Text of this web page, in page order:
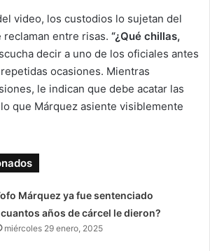
video, los custodios lo sujetan del
entre risas. “¿Qué chillas,
decir a uno de los oficiales antes
ocasiones. Mientras
le indican que debe acatar las
que Márquez asiente visiblemente
Márquez ya fue sentenciado
años de cárcel le dieron?
miércoles 29 enero, 2025